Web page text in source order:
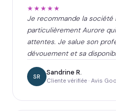
★★★★★
Je recommande la société
particulièrement Aurore
attentes. Je salue son
dévouement et sa
SR Sandrine R.
Cliente vérifiée · Avis